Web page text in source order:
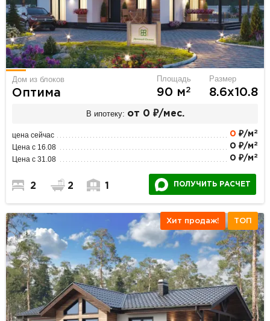
Дом из блоков
Оптима
Площадь
90 м2
Размер
8.6х10.8
В ипотеку: от 0 ₽/мес.
цена сейчас 0 ₽/м 2
Цена с 16.08 0 ₽/м 2
Цена с 31.08 0 ₽/м 2
2 2 1 ПОЛУЧИТЬ РАСЧЕТ
Хит продаж! ТОП